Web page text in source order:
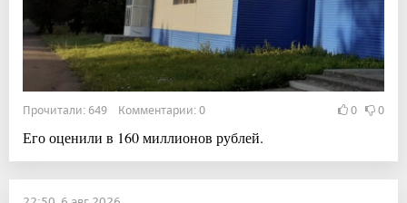
Прочитали: 649 Комментарии: 0 0 0
Его оценили в 160 миллионов рублей.